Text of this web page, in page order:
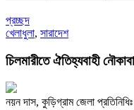
প্রচ্ছদ
খেলাধুলা, সারাদেশ
চিলমারীতে ঐতিহ্যবাহী
নয়ন দাস, কুড়িগ্রাম জেলা প্রতিনিধিঃ